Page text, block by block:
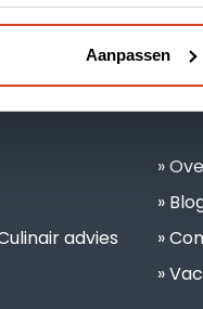
Aanpassen
Webshop
advies